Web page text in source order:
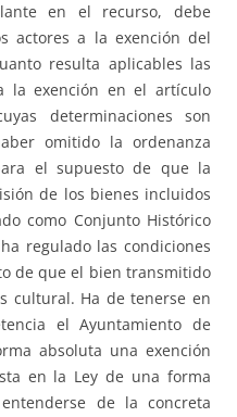
en el recurso, debe
actores a la exención del
resulta aplicables las
la exención en el artículo
determinaciones son
omitido la ordenanza
el supuesto de que la
de los bienes incluidos
como Conjunto Histórico
regulado las condiciones
de que el bien transmitido
cultural. Ha de tenerse en
el Ayuntamiento de
absoluta una exención
en la Ley de una forma
de la concreta